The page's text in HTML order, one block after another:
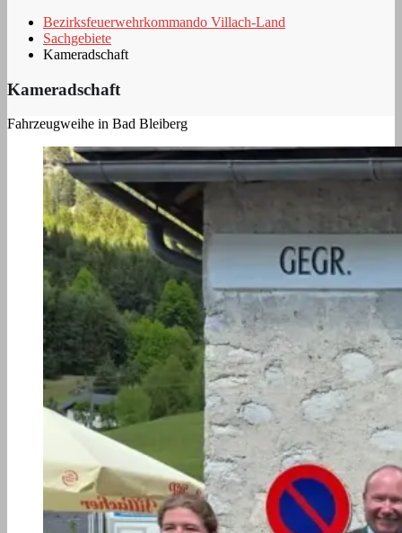
Bezirksfeuerwehrkommando Villach-Land
Sachgebiete
Kameradschaft
Kameradschaft
Fahrzeugweihe in Bad Bleiberg